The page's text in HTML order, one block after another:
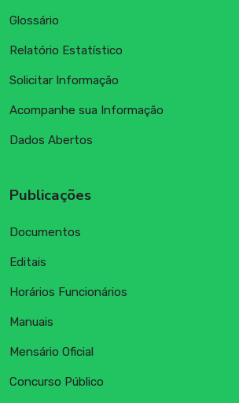
Glossário
Relatório Estatístico
Solicitar Informação
Acompanhe sua Informação
Dados Abertos
Publicações
Documentos
Editais
Horários Funcionários
Manuais
Mensário Oficial
Concurso Público